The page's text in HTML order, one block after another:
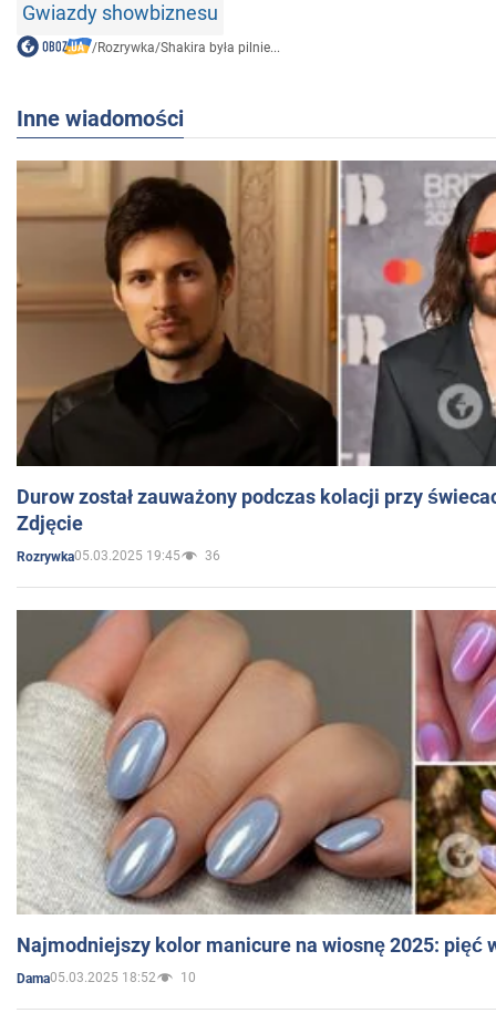
Gwiazdy showbiznesu
/Rozrywka/Shakira była pilnie...
Inne wiadomości
Durow został zauważony podczas kolacji przy
Zdjęcie
Rozrywka05.03.2025 19:45 36
Najmodniejszy kolor manicure na wiosnę 2025: pięć
Dama05.03.2025 18:52 10